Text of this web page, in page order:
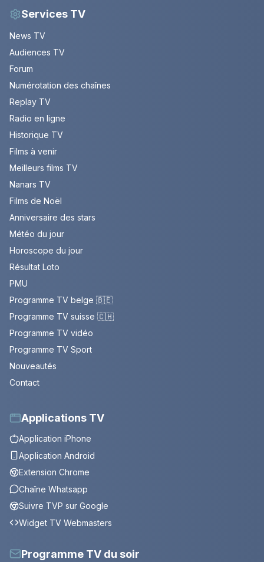
Services TV
News TV
Audiences TV
Forum
Numérotation des chaînes
Replay TV
Radio en ligne
Historique TV
Films à venir
Meilleurs films TV
Nanars TV
Films de Noël
Anniversaire des stars
Météo du jour
Horoscope du jour
Résultat Loto
PMU
Programme TV belge 🇧🇪
Programme TV suisse 🇨🇭
Programme TV vidéo
Programme TV Sport
Nouveautés
Contact
Applications TV
Application iPhone
Application Android
Extension Chrome
Chaîne Whatsapp
Suivre TVP sur Google
Widget TV Webmasters
Programme TV du soir